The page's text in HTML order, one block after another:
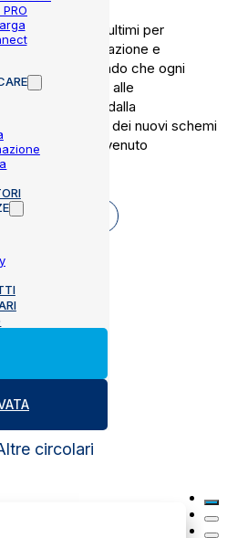
i termini ultimi per
PCPrenotazione e
2014, ricordando che ogni
ai software e/o alle
essere seguito dalla
di competenza dei nuovi schemi
15 giorni dall’avvenuto
TECNICO
circolari